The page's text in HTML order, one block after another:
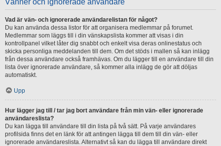
Vänner och ignorerade användare
Vad är vän- och ignorerade användarelistan för något?
Du kan använda dessa listor för att organisera medlemmar på forumet.
Medlemmar som läggs till i din vänskapslista kommer att visas i din
kontrollpanel vilket låter dig snabbt och enkelt visa deras onlinestatus och
skicka personliga meddelanden till dem. Om det stöds i mallen så kan inlägg
från dessa användare också framhävas. Om du lägger till en användare till din
lista över ignorerade användare, så kommer alla inlägg de gör att döljas
automatiskt.
Upp
Hur lägger jag till / tar jag bort användare från min vän- eller ignorerade
användareslista?
Du kan lägga till användare till din lista på två sätt. På varje användares
profilsida finns det en länk för att antingen lägga till dem till din vän- eller
ignorerade användareslista. Alternativt så kan du lägga till användare direkt